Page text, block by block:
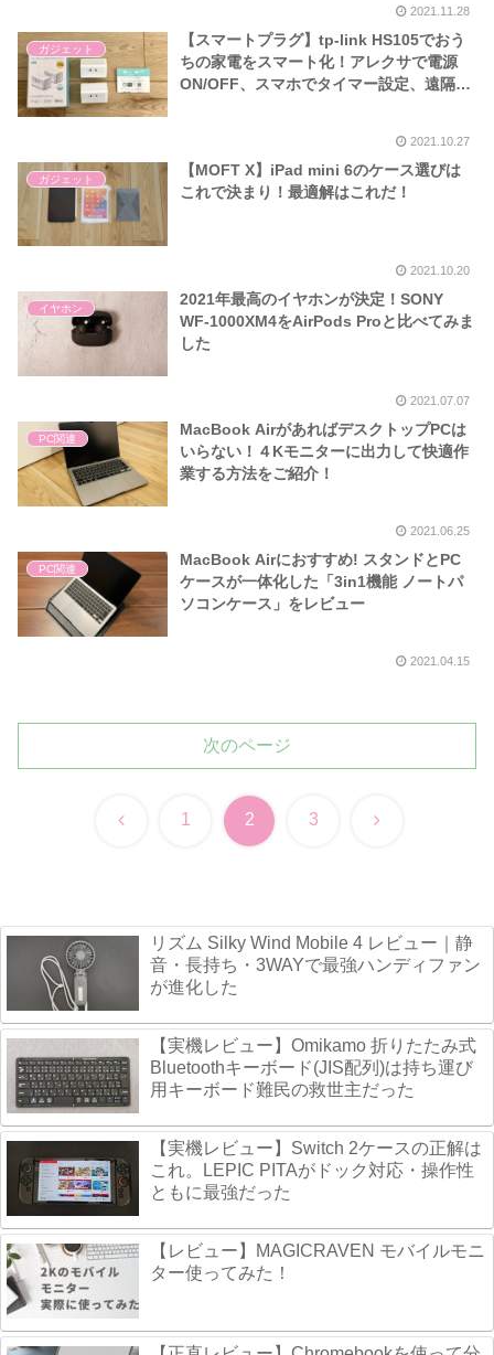
2021.11.28
ガジェット
【スマートプラグ】tp-link HS105でおう
ちの家電をスマート化！アレクサで電源
ON/OFF、スマホでタイマー設定、遠隔で
2021.10.27
ガジェット
【MOFT X】iPad mini 6のケース選びは
これで決まり！最適解はこれだ！
2021.10.20
イヤホン
2021年最高のイヤホンが決定！SONY
WF-1000XM4をAirPods Proと比べてみま
した
2021.07.07
PC関連
MacBook AirがあればデスクトップPCは
いらない！４Kモニターに出力して快適作
業する方法をご紹介！
2021.06.25
PC関連
MacBook Airにおすすめ! スタンドとPC
ケースが一体化した「3in1機能 ノートパ
ソコンケース」をレビュー
2021.04.15
次のページ
前 1 2 3 次
リズム Silky Wind Mobile 4 レビュー｜静
音・長持ち・3WAYで最強ハンディファン
が進化した
【実機レビュー】Omikamo 折りたたみ式
Bluetoothキーボード(JIS配列)は持ち運び
用キーボード難民の救世主だった
【実機レビュー】Switch 2ケースの正解は
これ。LEPIC PITAがドック対応・操作性
ともに最強だった
【レビュー】MAGICRAVEN モバイルモニ
ター使ってみた！